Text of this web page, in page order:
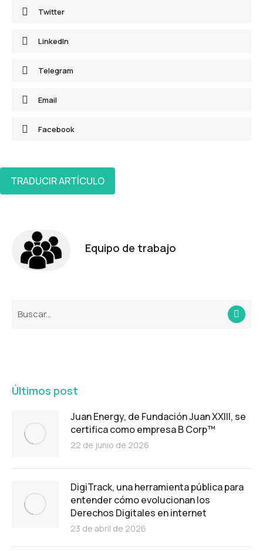
Twitter
LinkedIn
Telegram
Email
Facebook
TRADUCIR ARTÍCULO
Equipo de trabajo
Últimos post
Juan Energy, de Fundación Juan XXIII, se
certifica como empresa B Corp™
22 de junio de 2026
DigiTrack, una herramienta pública para
entender cómo evolucionan los
Derechos Digitales en internet
23 de abril de 2026